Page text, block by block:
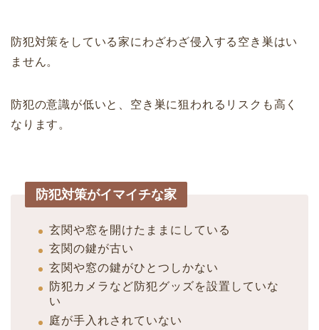
防犯対策をしている家にわざわざ侵入する空き巣はい
ません。
防犯の意識が低いと、空き巣に狙われるリスクも高く
なります。
防犯対策がイマイチな家
玄関や窓を開けたままにしている
玄関の鍵が古い
玄関や窓の鍵がひとつしかない
防犯カメラなど防犯グッズを設置していな
い
庭が手入れされていない